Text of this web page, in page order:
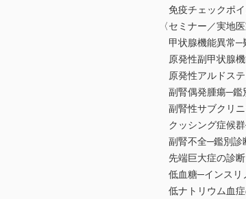
免疫チェックポイ
〈セミナー／実地
甲状腺機能異常─
原発性副甲状腺
原発性アルドス
副腎偶発腫瘍─鑑
副腎性サブクリ
クッシング症候
副腎不全─鑑別診
先端巨大症の診
低血糖─インスリ
低ナトリウム血